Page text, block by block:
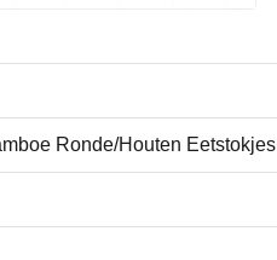
Ronde/Houten Eetstokjes